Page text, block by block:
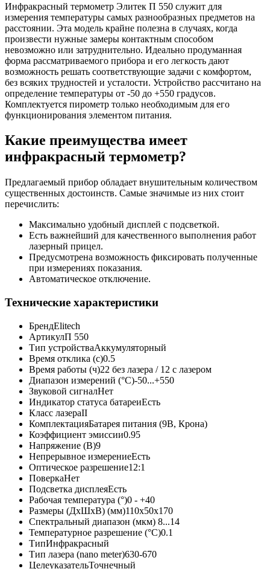
Инфракрасный термометр Элитек П 550 служит для
измерения температуры самых разнообразных предметов на
расстоянии. Эта модель крайне полезна в случаях, когда
произвести нужные замеры контактным способом
невозможно или затруднительно. Идеально продуманная
форма рассматриваемого прибора и его легкость дают
возможность решать соответствующие задачи с комфортом,
без всяких трудностей и усталости. Устройство рассчитано на
определение температуры от -50 до +550 градусов.
Комплектуется пирометр только необходимым для его
функционирования элементом питания.
Какие преимущества имеет
инфракрасный термометр?
Предлагаемый прибор обладает внушительным количеством
существенных достоинств. Самые значимые из них стоит
перечислить:
Максимально удобный дисплей с подсветкой.
Есть важнейший для качественного выполнения работ
лазерный прицел.
Предусмотрена возможность фиксировать полученные
при измерениях показания.
Автоматическое отключение.
Технические характеристики
БрендElitech
АртикулП 550
Тип устройстваАккумуляторный
Время отклика (с)0.5
Время работы (ч)22 без лазера / 12 с лазером
Диапазон измерений (°С)-50...+550
Звуковой сигналНет
Индикатор статуса батареиЕсть
Класс лазераII
КомплектацияБатарея питания (9В, Крона)
Коэффициент эмиссии0.95
Напряжение (В)9
Непрерывное измерениеЕсть
Оптическое разрешение12:1
ПоверкаНет
Подсветка дисплеяЕсть
Рабочая температура (°)0 - +40
Размеры (ДхШхВ) (мм)110х50х170
Спектральный диапазон (мкм) 8...14
Температурное разрешение (°С)0.1
ТипИнфракрасный
Тип лазера (nano meter)630-670
ЦелеуказательТочнечный